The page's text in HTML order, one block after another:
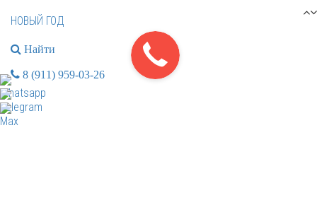
НОВЫЙ ГОД
Найти
8 (911) 959-03-26